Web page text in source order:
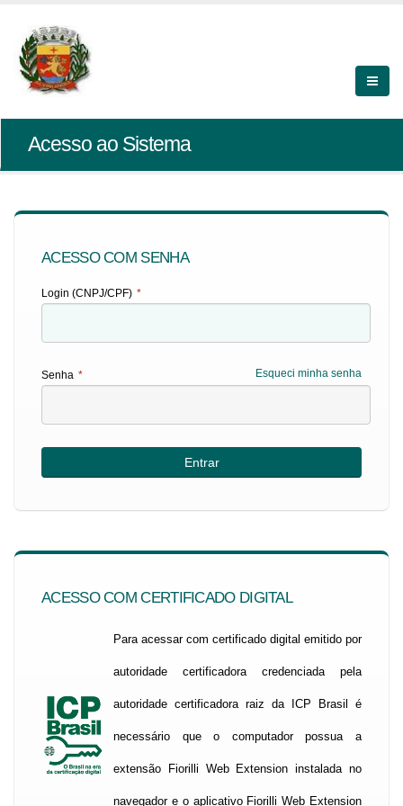
Acesso ao Sistema
ACESSO COM SENHA
Login (CNPJ/CPF) *
Esqueci minha senha
Senha *
ACESSO COM CERTIFICADO DIGITAL
Para acessar com certificado digital emitido por
autoridade certificadora credenciada pela
autoridade certificadora raiz da ICP Brasil é
necessário que o computador possua a
extensão Fiorilli Web Extension instalada no
navegador e o aplicativo Fiorilli Web Extension